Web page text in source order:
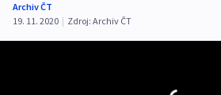
Archiv ČT
19. 11. 2020 | Zdroj: Archiv ČT